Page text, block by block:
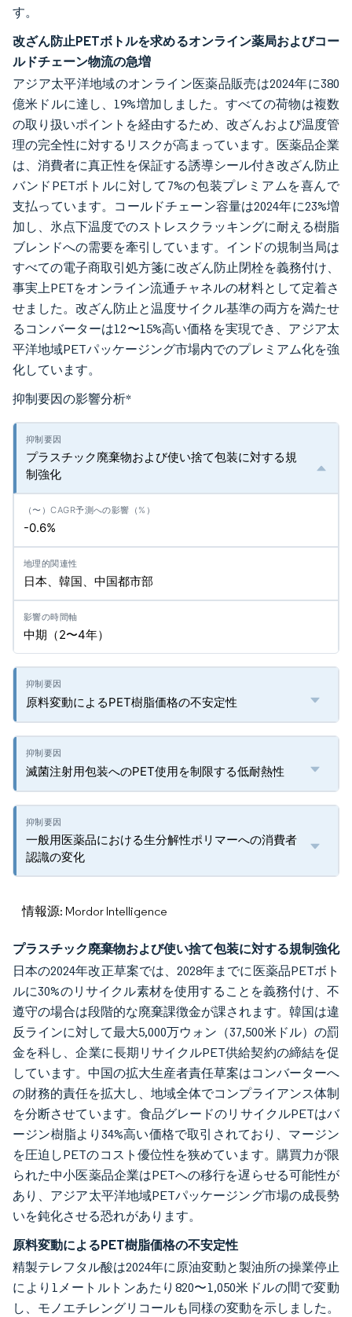
す。
改ざん防止PETボトルを求めるオンライン薬局およびコー
ルドチェーン物流の急増
アジア太平洋地域のオンライン医薬品販売は2024年に380
億米ドルに達し、19%増加しました。すべての荷物は複数
の取り扱いポイントを経由するため、改ざんおよび温度管
理の完全性に対するリスクが高まっています。医薬品企業
は、消費者に真正性を保証する誘導シール付き改ざん防止
バンドPETボトルに対して7%の包装プレミアムを喜んで
支払っています。コールドチェーン容量は2024年に23%増
加し、氷点下温度でのストレスクラッキングに耐える樹脂
ブレンドへの需要を牽引しています。インドの規制当局は
すべての電子商取引処方箋に改ざん防止閉栓を義務付け、
事実上PETをオンライン流通チャネルの材料として定着さ
せました。改ざん防止と温度サイクル基準の両方を満たせ
るコンバーターは12〜15%高い価格を実現でき、アジア太
平洋地域PETパッケージング市場内でのプレミアム化を強
化しています。
抑制要因の影響分析*
プラスチック廃棄物および使い捨て包装に対する規
制強化
-0.6%
日本、韓国、中国都市部
中期（2〜4年）
原料変動によるPET樹脂価格の不安定性
滅菌注射用包装へのPET使用を制限する低耐熱性
一般用医薬品における生分解性ポリマーへの消費者
認識の変化
情報源: Mordor Intelligence
プラスチック廃棄物および使い捨て包装に対する規制強化
日本の2024年改正草案では、2028年までに医薬品PETボト
ルに30%のリサイクル素材を使用することを義務付け、不
遵守の場合は段階的な廃棄課徴金が課されます。韓国は違
反ラインに対して最大5,000万ウォン（37,500米ドル）の罰
金を科し、企業に長期リサイクルPET供給契約の締結を促
しています。中国の拡大生産者責任草案はコンバーターへ
の財務的責任を拡大し、地域全体でコンプライアンス体制
を分断させています。食品グレードのリサイクルPETはバ
ージン樹脂より34%高い価格で取引されており、マージン
を圧迫しPETのコスト優位性を狭めています。購買力が限
られた中小医薬品企業はPETへの移行を遅らせる可能性が
あり、アジア太平洋地域PETパッケージング市場の成長勢
いを鈍化させる恐れがあります。
原料変動によるPET樹脂価格の不安定性
精製テレフタル酸は2024年に原油変動と製油所の操業停止
により1メートルトンあたり820〜1,050米ドルの間で変動
し、モノエチレングリコールも同様の変動を示しました。